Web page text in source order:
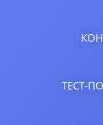
ТЕСТ-